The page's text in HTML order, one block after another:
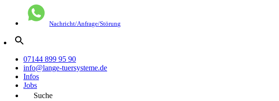
Nachricht/Anfrage/Störung
07144 899 95 90
info@lange-tuersysteme.de
Infos
Jobs
Suche